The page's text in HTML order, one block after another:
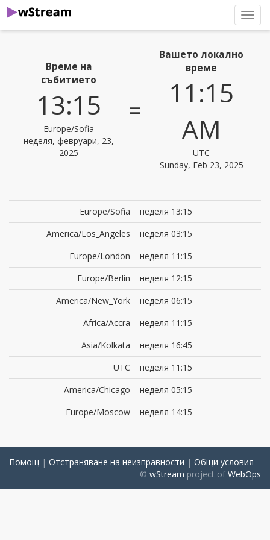
Време на
събитието
13:15
Europe/Sofia
неделя, февруари, 23,
2025
=
Вашето локално
време
11:15
AM
UTC
Sunday, Feb 23, 2025
Europe/Sofia
неделя 13:15
America/Los_Angeles
неделя 03:15
Europe/London
неделя 11:15
Europe/Berlin
неделя 12:15
America/New_York
неделя 06:15
Africa/Accra
неделя 11:15
Asia/Kolkata
неделя 16:45
UTC
неделя 11:15
America/Chicago
неделя 05:15
Europe/Moscow
неделя 14:15
Помощ | Отстраняване на неизправности | Общи условия
© wStream project ofWebOps